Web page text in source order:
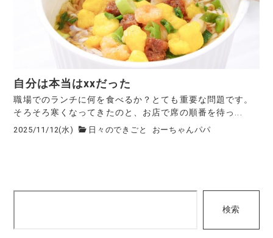
自分は本当はxxだった
職場でのランチに何を食べるか？とても重要な問題です。
そろそろ寒くなってきたのと、お店で席の順番を待っ...
2025/11/12(水) 日々のできごと おーちゃんパパ
検索